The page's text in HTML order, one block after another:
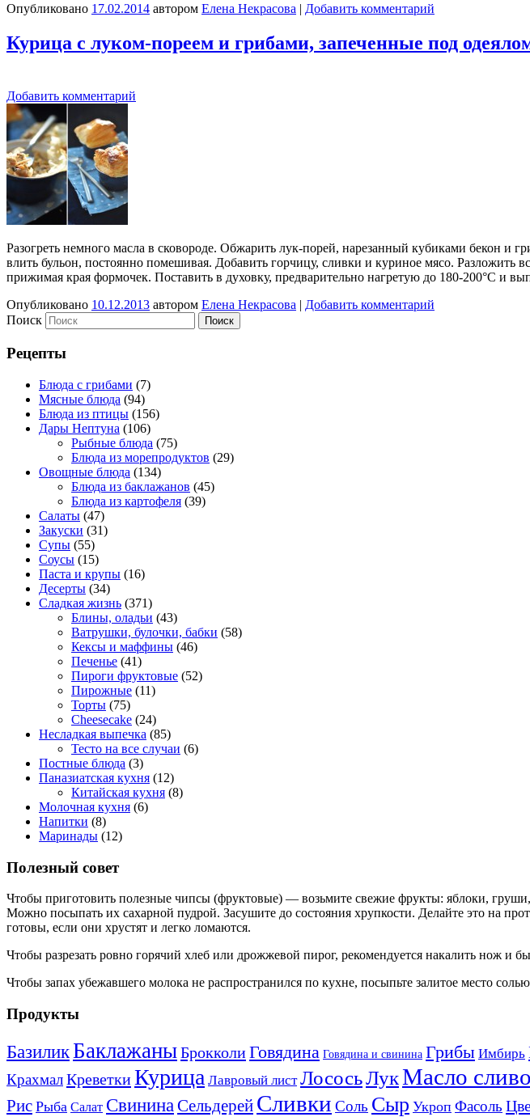
Опубликовано 17.02.2014 автором Елена Некрасова | Добавить комментарий
Курица с луком-пореем и грибами, запеченные под
Добавить комментарий
Разогреть немного масла в сковороде. Обжарить лук-порей, нарезанный кубиками бекон
влить бульон, постоянно помешивая. Добавить горчицу, сливки и куриное мясо. Разложить
прижимая края формочек. Поставить в духовку, предварительно нагретую до 180-200°C и
Опубликовано 10.12.2013 автором Елена Некрасова
Добавить комментарий
Поиск
Рецепты
Блюда с грибами (7)
Мясные блюда (94)
Блюда из птицы (156)
Дары Нептуна (106)
Рыбные блюда (75)
Блюда из морепродуктов (29)
Овощные блюда (134)
Блюда из баклажанов (45)
Блюда из картофеля (39)
Салаты (47)
Закуски (31)
Супы (55)
Соусы (15)
Паста и крупы (16)
Десерты (34)
Сладкая жизнь (371)
Блины, оладьи (43)
Ватрушки, булочки, бабки (58)
Кексы и маффины (46)
Печенье (41)
Пироги фруктовые (52)
Пирожные (11)
Торты (75)
Cheesecake (24)
Несладкая выпечка (85)
Тесто на все случаи (6)
Постные блюда (3)
Паназиатская кухня (12)
Китайская кухня (8)
Молочная кухня (6)
Напитки (8)
Маринады (12)
Полезный совет
Чтобы приготовить полезные чипсы (фруктовые) — возьмите свежие фрукты: яблоки,
Можно посыпать их сахарной пудрой. Засушите до состояния хрупкости. Делайте это на
готовы, если они хрустят и легко ломаются.
Чтобы разрезать ровно горячий хлеб или дрожжевой пирог, рекомендуется накалить нож и
Чтобы запах убежавшего молока не распространился по кухне, посыпьте залитое место
Продукты
БазиликБаклажаныБрокколиГовядина Говядина и свинина Грибы Имбирь
КрахмалКреветкиКурица Лавровый лист ЛососьЛукМасло
Рис Рыба Салат Свинина Сельдерей Сливки Соль Сыр Укроп Фасоль